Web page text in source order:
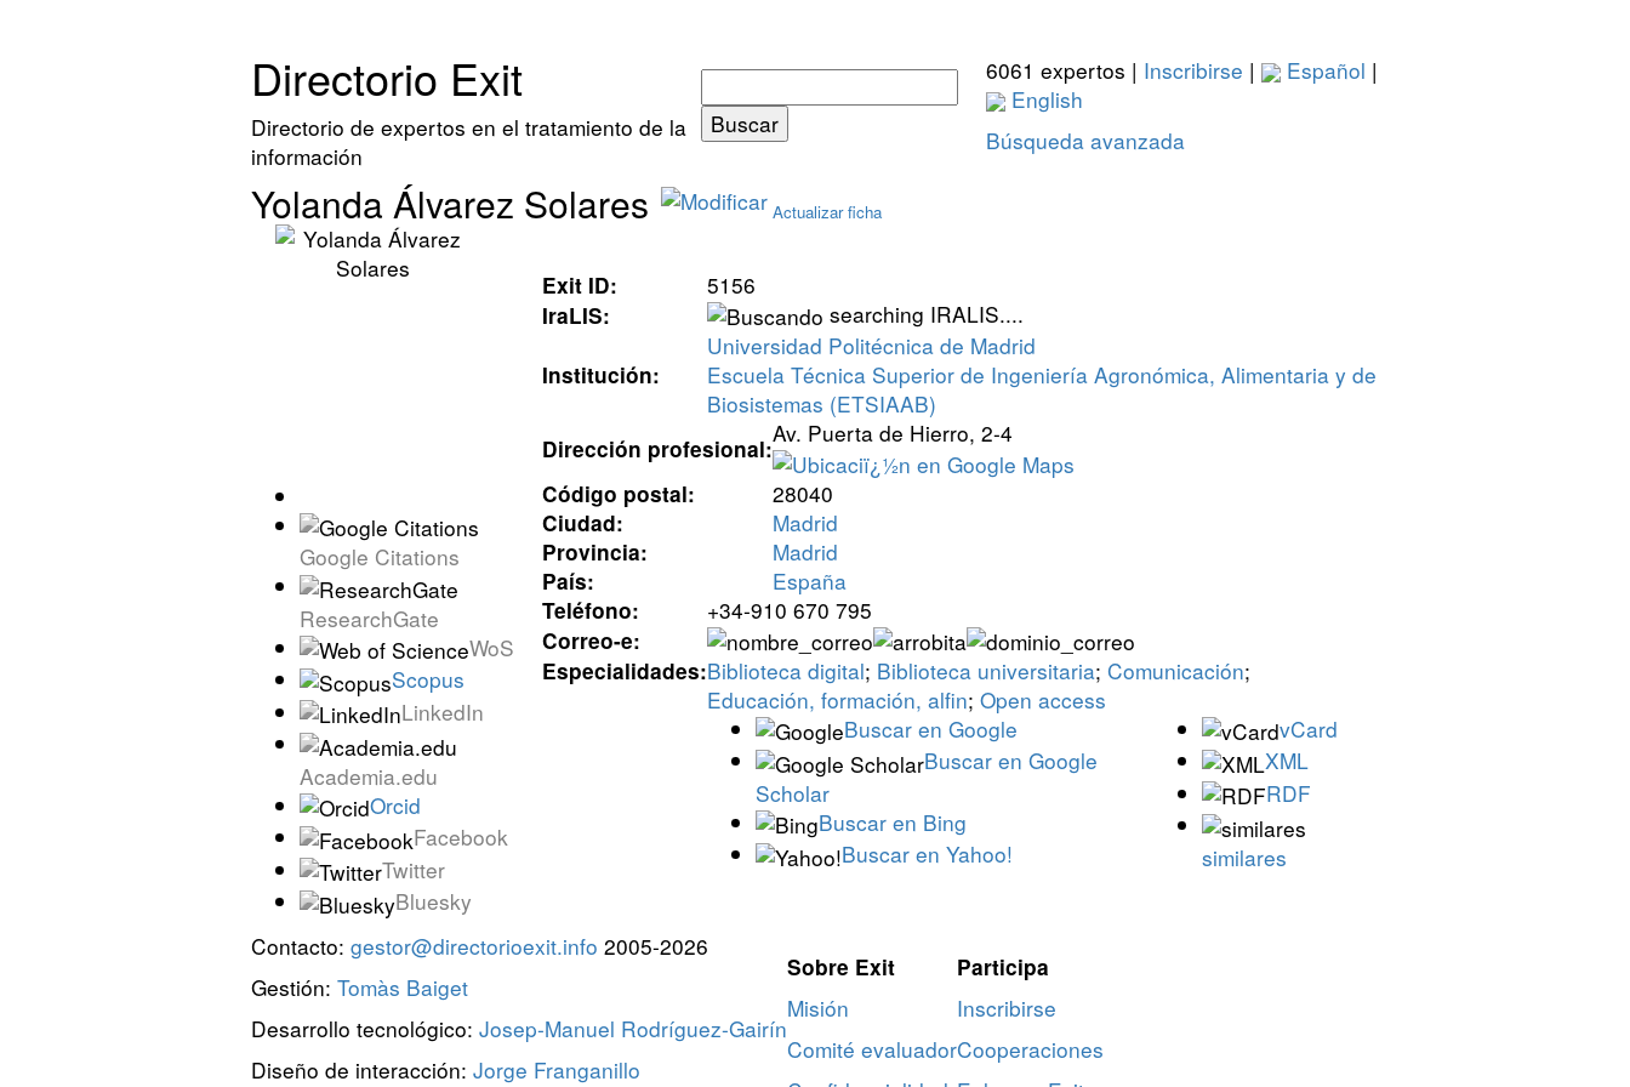
Directorio Exit
Directorio de expertos en el tratamiento de la
información
6061 expertos | Inscribirse | Español |
English
Búsqueda avanzada
Yolanda Álvarez Solares Actualizar ficha
Google Citations
ResearchGate
WoS
Scopus
LinkedIn
Academia.edu
Orcid
Facebook
Twitter
Bluesky
Exit ID: 5156
IraLIS: searching IRALIS....
Institución:
Universidad Politécnica de Madrid
Escuela Técnica Superior de Ingeniería Agronómica, Alimentaria y de
Biosistemas (ETSIAAB)
Dirección profesional:
Av. Puerta de Hierro, 2-4
Código postal: 28040
Ciudad: Madrid
Provincia: Madrid
País: España
Teléfono: +34-910 670 795
Correo-e:
Especialidades:Biblioteca digital; Biblioteca universitaria; Comunicación;
Educación, formación, alfin; Open access
Buscar en Google
Buscar en Google
Scholar
Buscar en Bing
Buscar en Yahoo!
vCard
XML
RDF
similares
Contacto: gestor@directorioexit.info 2005-2026
Gestión: Tomàs Baiget
Desarrollo tecnológico: Josep-Manuel Rodríguez-Gairín
Diseño de interacción: Jorge Franganillo
Sobre Exit
Misión
Comité evaluador
Participa
Inscribirse
Cooperaciones